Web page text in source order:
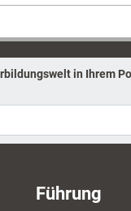
in Ihrem
Führung